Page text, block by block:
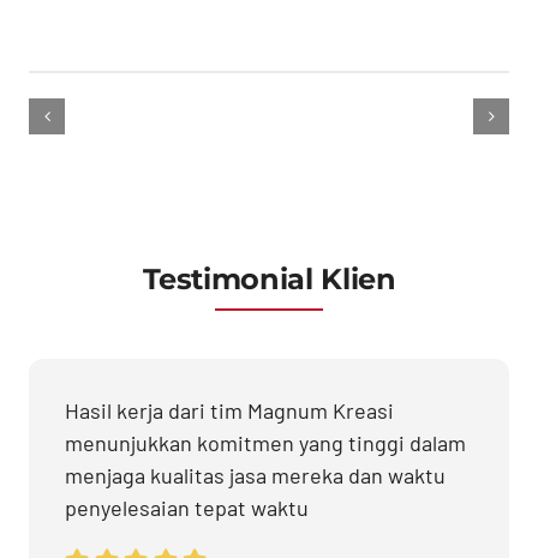
Testimonial Klien
Hasil kerja dari tim Magnum Kreasi
menunjukkan komitmen yang tinggi dalam
menjaga kualitas jasa mereka dan waktu
penyelesaian tepat waktu